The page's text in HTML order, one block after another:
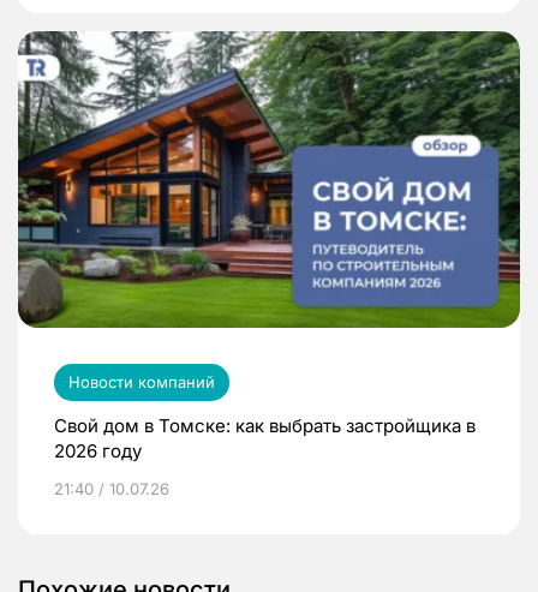
Новости компаний
Свой дом в Томске: как выбрать застройщика в
2026 году
21:40 / 10.07.26